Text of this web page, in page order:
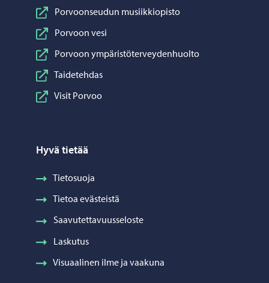
Porvoonseudun musiikkiopisto
Porvoon vesi
Porvoon ympäristöterveydenhuolto
Taidetehdas
Visit Porvoo
Hyvä tietää
Tietosuoja
Tietoa evästeistä
Saavutettavuusseloste
Laskutus
Visuaalinen ilme ja vaakuna